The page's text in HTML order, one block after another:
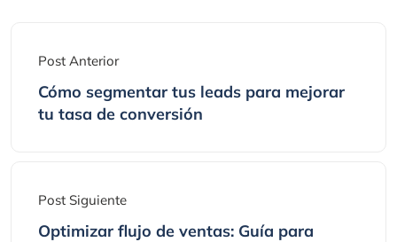
Post Anterior
Cómo segmentar tus leads para mejorar
tu tasa de conversión
Post Siguiente
Optimizar flujo de ventas: Guía para